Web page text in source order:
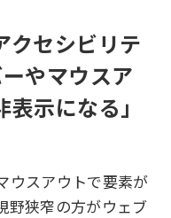
クセシビリテ
やマウスア
示になる」
ウスアウトで要素が
野狭窄の方がウェブ